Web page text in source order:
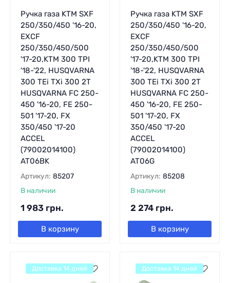
Ручка газа KTM SXF
250/350/450 '16-20,
EXCF
250/350/450/500
'17-20,KTM 300 TPI
'18-'22, HUSQVARNA
300 TEi TXi 300 2T
HUSQVARNA FC 250-
450 '16-20, FE 250-
501 '17-20, FX
350/450 '17-20
ACCEL
(79002014100)
AT06BK
Артикул: 85207
В наличии
1 983 грн.
В корзину
Ручка газа KTM SXF
250/350/450 '16-20,
EXCF
250/350/450/500
'17-20,KTM 300 TPI
'18-'22, HUSQVARNA
300 TEi TXi 300 2T
HUSQVARNA FC 250-
450 '16-20, FE 250-
501 '17-20, FX
350/450 '17-20
ACCEL
(79002014100)
AT06G
Артикул: 85208
В наличии
2 274 грн.
В корзину
Доставка 14 дней Доставка 14 дней